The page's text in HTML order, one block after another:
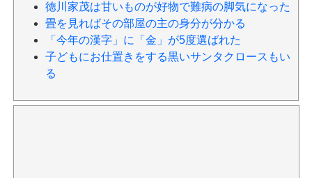
徳川家茂は甘いものが好物で難病の脚気になった
畳を見ればその部屋の主の身分が分かる
「今年の漢字」に「金」が5度選ばれた
子どもにお仕置きをする黒いサンタクロースもい
る